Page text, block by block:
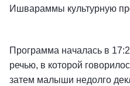
Ишвараммы культурную
Программа началась в
речью, в которой
затем малыши недолго